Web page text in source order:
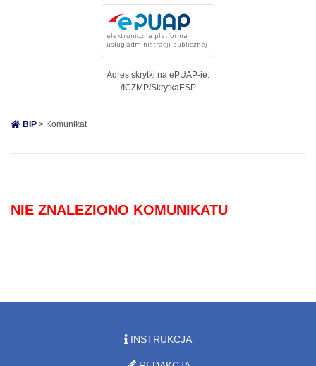
Adres skrytki na ePUAP-ie:
/ICZMP/SkrytkaESP
BIP > Komunikat
NIE ZNALEZIONO KOMUNIKATU
INSTRUKCJA